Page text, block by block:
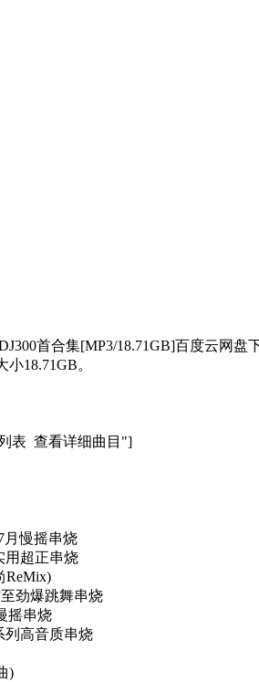
首合集[MP3/18.71GB]百度云网
小18.71GB。
表 查看详细曲目"]
月慢摇串烧
用超正串烧
ReMix)
劲爆跳舞串烧
摇串烧
列高音质串烧
)